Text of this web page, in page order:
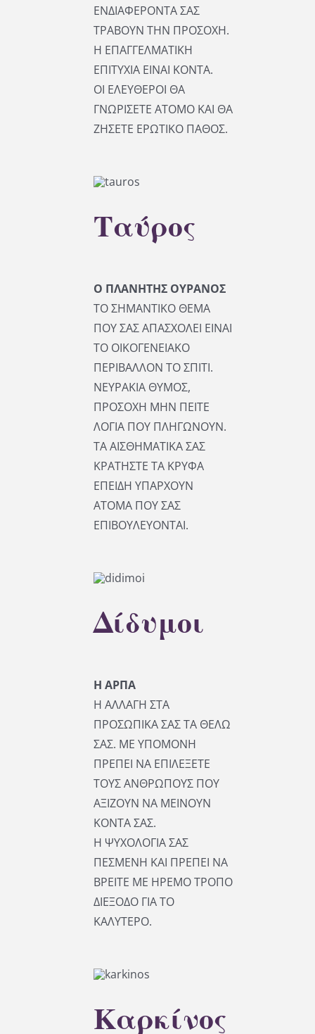
ΕΝΔΙΑΦΕΡΟΝΤΑ ΣΑΣ
ΤΡΑΒΟΥΝ ΤΗΝ ΠΡΟΣΟΧΗ.
Η ΕΠΑΓΓΕΛΜΑΤΙΚΗ
ΕΠΙΤΥΧΙΑ ΕΙΝΑΙ ΚΟΝΤΑ.
ΟΙ ΕΛΕΥΘΕΡΟΙ ΘΑ
ΓΝΩΡΙΣΕΤΕ ΑΤΟΜΟ ΚΑΙ ΘΑ
ΖΗΣΕΤΕ ΕΡΩΤΙΚΟ ΠΑΘΟΣ.
Ταύρος
Ο ΠΛΑΝΗΤΗΣ ΟΥΡΑΝΟΣ
ΤΟ ΣΗΜΑΝΤΙΚΟ ΘΕΜΑ
ΠΟΥ ΣΑΣ ΑΠΑΣΧΟΛΕΙ ΕΙΝΑΙ
ΤΟ ΟΙΚΟΓΕΝΕΙΑΚΟ
ΠΕΡΙΒΑΛΛΟΝ ΤΟ ΣΠΙΤΙ.
ΝΕΥΡΑΚΙΑ ΘΥΜΟΣ,
ΠΡΟΣΟΧΗ ΜΗΝ ΠΕΙΤΕ
ΛΟΓΙΑ ΠΟΥ ΠΛΗΓΩΝΟΥΝ.
ΤΑ ΑΙΣΘΗΜΑΤΙΚΑ ΣΑΣ
ΚΡΑΤΗΣΤΕ ΤΑ ΚΡΥΦΑ
ΕΠΕΙΔΗ ΥΠΑΡΧΟΥΝ
ΑΤΟΜΑ ΠΟΥ ΣΑΣ
ΕΠΙΒΟΥΛΕΥΟΝΤΑΙ.
Δίδυμοι
Η ΑΡΠΑ
Η ΑΛΛΑΓΗ ΣΤΑ
ΠΡΟΣΩΠΙΚΑ ΣΑΣ ΤΑ ΘΕΛΩ
ΣΑΣ. ΜΕ ΥΠΟΜΟΝΗ
ΠΡΕΠΕΙ ΝΑ ΕΠΙΛΕΞΕΤΕ
ΤΟΥΣ ΑΝΘΡΩΠΟΥΣ ΠΟΥ
ΑΞΙΖΟΥΝ ΝΑ ΜΕΙΝΟΥΝ
ΚΟΝΤΑ ΣΑΣ.
Η ΨΥΧΟΛΟΓΙΑ ΣΑΣ
ΠΕΣΜΕΝΗ ΚΑΙ ΠΡΕΠΕΙ ΝΑ
ΒΡΕΙΤΕ ΜΕ ΗΡΕΜΟ ΤΡΟΠΟ
ΔΙΕΞΟΔΟ ΓΙΑ ΤΟ
ΚΑΛΥΤΕΡΟ.
Καρκίνος